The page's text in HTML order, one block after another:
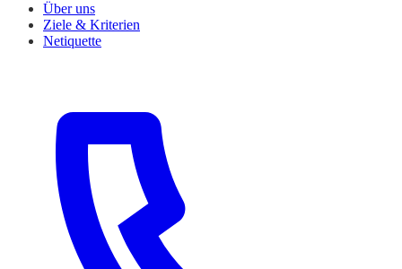
Über uns
Ziele & Kriterien
Netiquette